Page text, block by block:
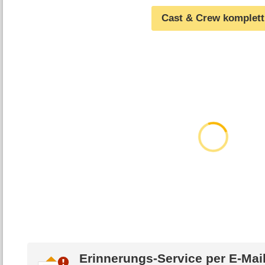
Cast & Crew komplett
Erinnerungs-Service per E-